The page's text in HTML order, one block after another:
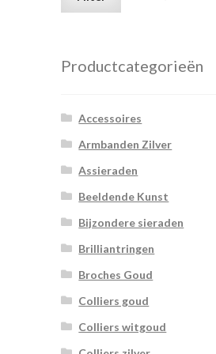
Productcategorieën
Accessoires
Armbanden Zilver
Assieraden
Beeldende Kunst
Bijzondere sieraden
Brilliantringen
Broches Goud
Colliers goud
Colliers witgoud